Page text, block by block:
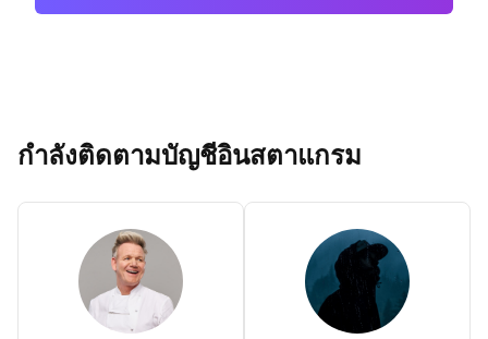
กำลังติดตามบัญชีอินสตาแกรม